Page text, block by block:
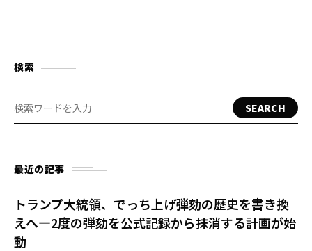
検索
SEARCH
最近の記事
トランプ大統領、でっち上げ弾劾の歴史を書き換
えへ—2度の弾劾を公式記録から抹消する計画が始
動